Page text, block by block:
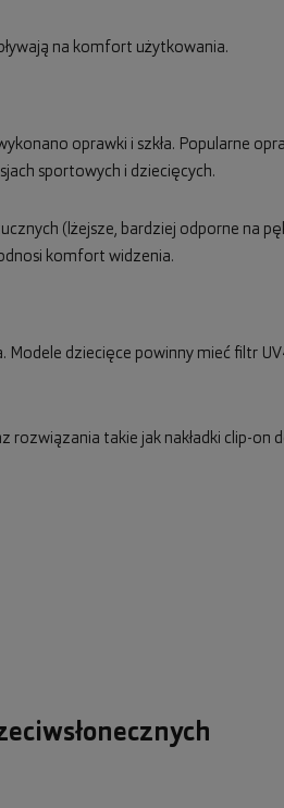
na komfort użytkowania.
oprawki i szkła. Popularne
sportowych i dziecięcych.
(lżejsze, bardziej odporne na
komfort widzenia.
dziecięce powinny mieć filtr
rozwiązania takie jak nakładki clip-on